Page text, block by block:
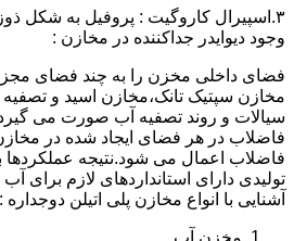
۳.اسپیرال کاروگیت : پروفیل به شکل ذوزنقه طراحی شده است.
وجود دیوایدر جداکننده در مخازن :
فضای داخلی مخزن را به چند فضای
مخازن سپتیک تانک،مخازن اسید و
سیالات و روند تصفیه آب صورت می
فاضلاب در هر فضای ایجاد شده در
فاضلاب اعمال می شود.نتیجه
تولیدی دارای استانداردهای لازم برای
آشنایی با انواع مخازن پلی اتیلن دوجداره :
مخزن آب